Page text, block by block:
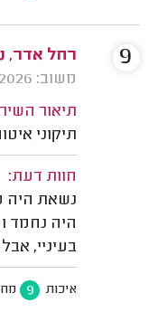
רחל אדר,
משוב: 18/02/2026
תיאור
תיקוני
חוות דעת:
נשאת היה
היה נחמד
בעיניי,
איכות 9
9